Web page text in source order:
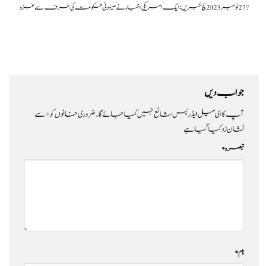
?️ 27 نومبر 2023سچ خبریں: ایک امریکی اخبار نے صیہونی حکومت کی طرف سے غزہ
جواب دیں
آپ کا ای میل ایڈریس شائع نہیں کیا جائے گا۔ضروری خانوں کو*سے
نشان زد کیا گیا ہے
تبصرہ*
نام*